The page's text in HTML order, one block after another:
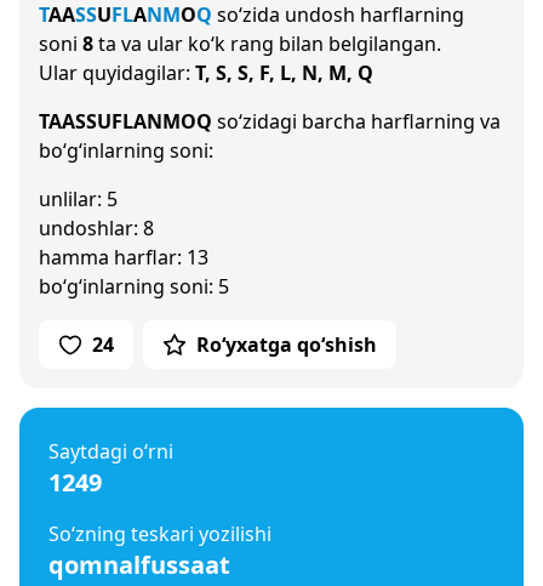
TAASSUFLANMOQ so‘zida undosh harflarning
soni 8ta va ular ko‘k rang bilan belgilangan.
Ular quyidagilar: T, S, S, F, L, N, M, Q
TAASSUFLANMOQ so‘zidagi barcha harflarning va
bo‘g‘inlarning soni:
unlilar: 5
undoshlar: 8
hamma harflar: 13
bo‘g‘inlarning soni: 5
24 Ro‘yxatga qo‘shish
Saytdagi o‘rni
1249
So‘zning teskari yozilishi
qomnalfussaat